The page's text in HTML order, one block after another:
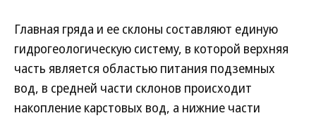
Главная гряда и ее склоны составляют единую
гидрогеологическую систему, в которой верхняя
часть является областью питания подземных
вод, в средней части склонов происходит
накопление карстовых вод, а нижние части